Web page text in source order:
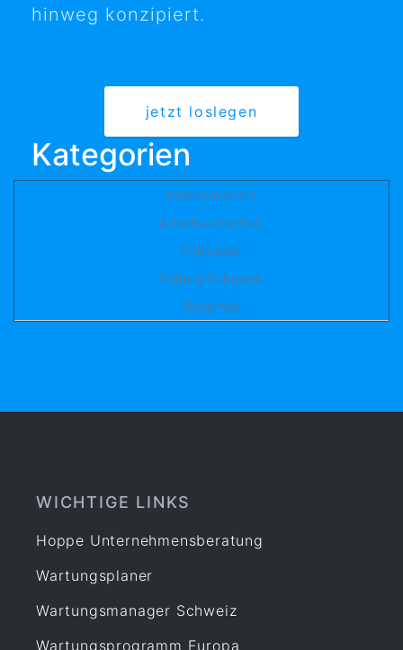
hinweg konzipiert.
jetzt loslegen
Kategorien
Arbeitsmedizin
Arbeitssicherheit
Prüfplaner
Prüfung Fuhrpark
Sicherheit
WICHTIGE LINKS
Hoppe Unternehmensberatung
Wartungsplaner
Wartungsmanager Schweiz
Wartungsprogramm Europa